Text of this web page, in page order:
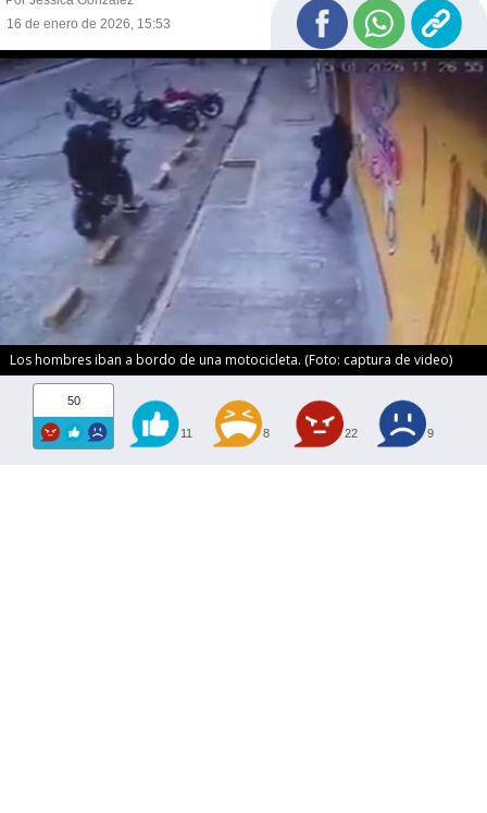
16 de enero de 2026, 15:53
Los hombres iban a bordo de una motocicleta. (Foto: captura de video)
50
11 8 22 9